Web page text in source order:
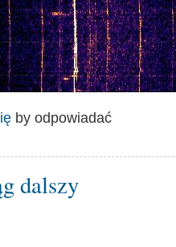
by odpowiadać
dalszy